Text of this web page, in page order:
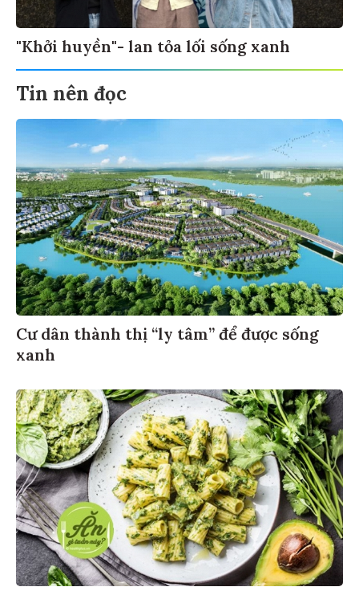
"Khởi huyền"- lan tỏa lối sống xanh
Tin nên đọc
Cư dân thành thị “ly tâm” để được sống
xanh